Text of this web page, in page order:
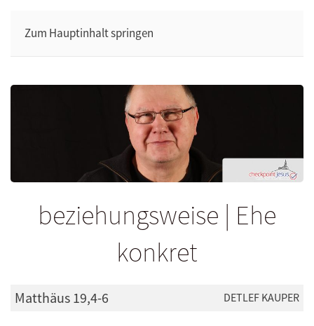
Zum Hauptinhalt springen
beziehungsweise | Ehe
konkret
Matthäus 19,4-6 DETLEF KAUPER